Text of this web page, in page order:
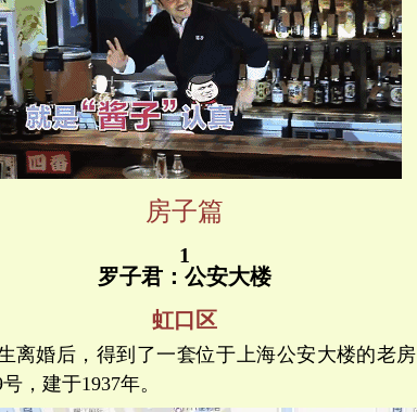
房子篇
1
罗子君：公安大楼
虹口区
离婚后，得到了一套位于上海公安大楼的老
，建于1937年。